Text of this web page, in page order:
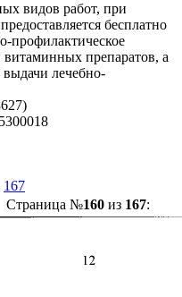
видов работ, при
бесплатно
профилактическое
препаратов, а
лечебно-
167
Страница №160из 167: